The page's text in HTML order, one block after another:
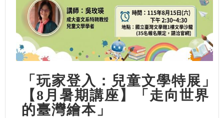
「玩家登入：兒童文學特展」
【8月暑期講座】「走向世界
的臺灣繪本」